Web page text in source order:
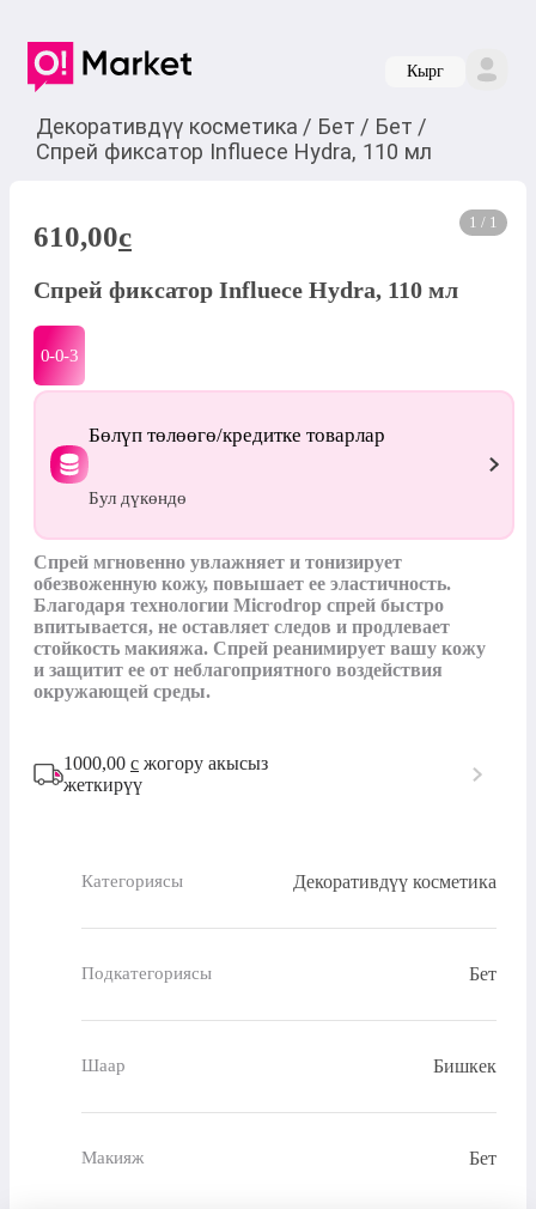
Кырг
Декоративдүү косметика / Бет / Бет /
Спрей фиксатор Influece Hydra, 110 мл
1 / 1
610,00c
Спрей фиксатор Influece Hydra, 110 мл
0-0-3
Бөлүп төлөөгө/кредитке товарлар
Бул дүкөндө
Спрей мгновенно увлажняет и тонизирует
обезвоженную кожу, повышает ее эластичность.
Благодаря технологии Microdrop спрей быстро
впитывается, не оставляет следов и продлевает
стойкость макияжа. Спрей реанимирует вашу кожу
и защитит ее от неблагоприятного воздействия
окружающей среды.
1000,00 с жогору акысыз
жеткирүү
Категориясы Декоративдүү косметика
Подкатегориясы Бет
Шаар Бишкек
Макияж Бет